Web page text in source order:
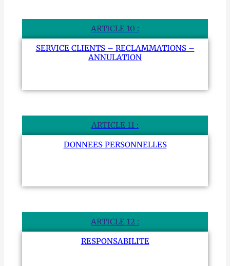
ARTICLE 10 :
SERVICE CLIENTS – RECLAMMATIONS –
ANNULATION
ARTICLE 11 :
DONNEES PERSONNELLES
ARTICLE 12 :
RESPONSABILITE